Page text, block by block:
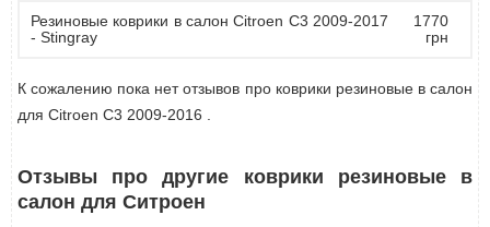
Резиновые коврики в салон Citroen C3 2009-2017
- Stingray
1770
грн
К сожалению пока нет отзывов про коврики резиновые в салон
для Citroen C3 2009-2016 .
Отзывы про другие коврики резиновые в
салон для Ситроен